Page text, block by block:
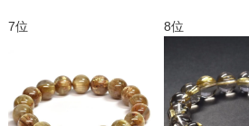
7位 8位